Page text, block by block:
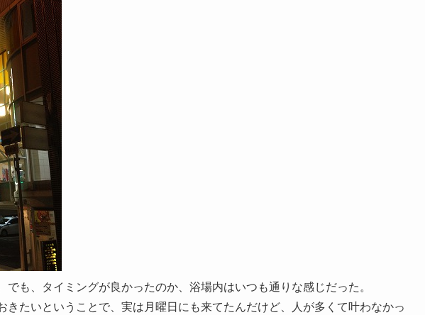
も、タイミングが良かったのか、浴場内はいつも通りな感じだった。
きたいということで、実は月曜日にも来てたんだけど、人が多くて叶わなかっ